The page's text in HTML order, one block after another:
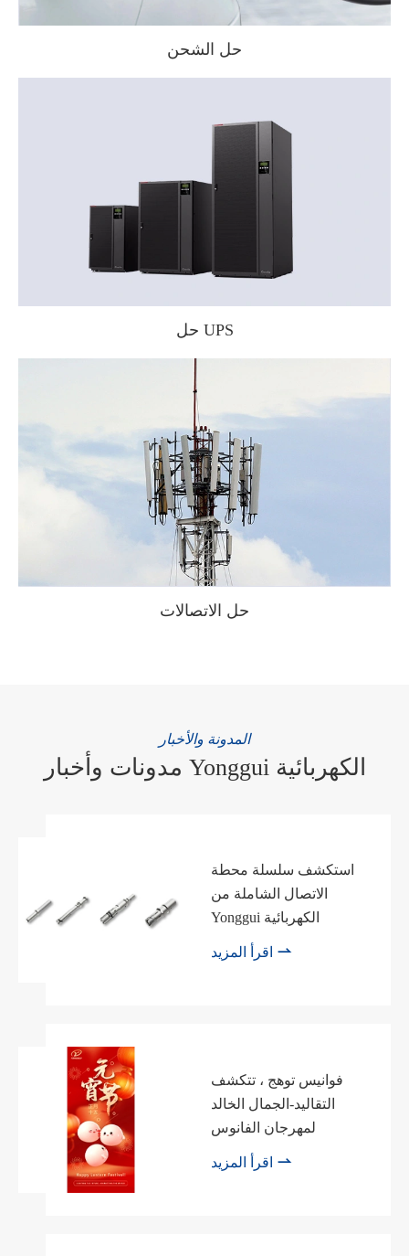
حل الشحن
حل UPS
حل الاتصالات
المدونة والأخبار
مدونات وأخبار Yonggui الكهربائية
استكشف سلسلة محطة
الاتصال الشاملة من
Yonggui الكهربائية

فوانيس توهج ، تتكشف
التقاليد-الجمال الخالد
لمهرجان الفانوس
